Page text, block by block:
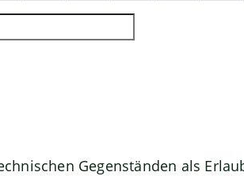
Gegenständen als